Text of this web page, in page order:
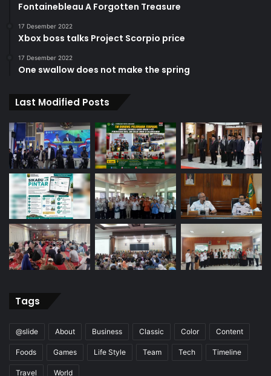
Fontainebleau A Forgotten Treasure
17 Desember 2022
Xbox boss talks Project Scorpio price
17 Desember 2022
One swallow does not make the spring
Last Modified Posts
Tags
@slide About Business Classic Color Content
Foods Games Life Style Team Tech Timeline
Travel World